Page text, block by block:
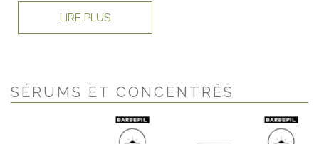
LIRE PLUS
SÉRUMS ET CONCENTRÉS